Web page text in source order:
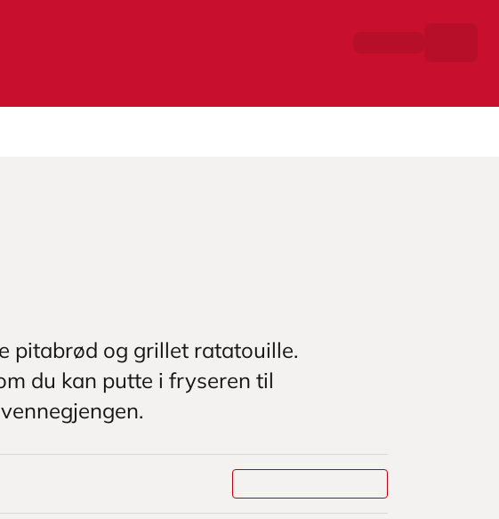
pitabrød og grillet ratatouille.
du kan putte i fryseren til